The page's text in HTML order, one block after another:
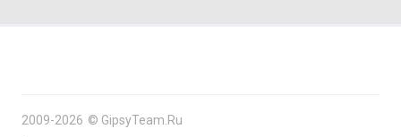
2009-2026 © GipsyTeam.Ru